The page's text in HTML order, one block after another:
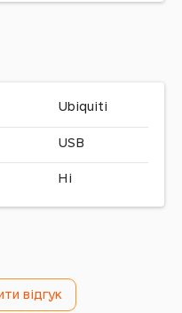
Ubiquiti
USB
Ні
відгук